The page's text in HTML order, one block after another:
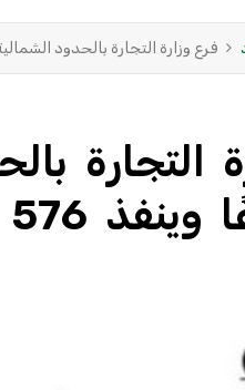
فرع وزارة التجارة بالحدود الشمالية يباشر 576 بلاغًا وينفذ 576 زيارة
التجارة